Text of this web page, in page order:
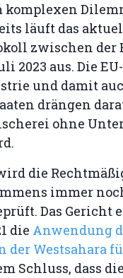
komplexen
läuft das
zwischen der
2023 aus. Die EU-
und damit
drängen
ohne
die
immer
Das Gericht
die Anwendung
der Westsahara
Schluss, dass